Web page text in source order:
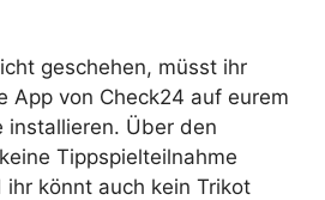
geschehen, müsst ihr
App von Check24 auf eurem
installieren. Über den
Tippspielteilnahme
ihr könnt auch kein Trikot